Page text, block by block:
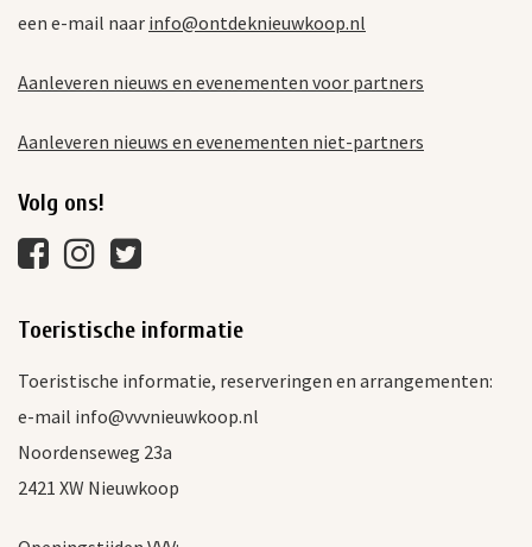
een e-mail naar info@ontdeknieuwkoop.nl
Aanleveren nieuws en evenementen voor partners
Aanleveren nieuws en evenementen niet-partners
Volg ons!
Toeristische informatie
Toeristische informatie, reserveringen en arrangementen:
e-mail info@vvvnieuwkoop.nl
Noordenseweg 23a
2421 XW Nieuwkoop